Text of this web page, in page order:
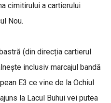
cimitirului a cartierului
Nou.
(din direcția cartierul
inclusiv marcajul bandă
E3 ce vine de la Ochiul
la Lacul Buhui vei putea